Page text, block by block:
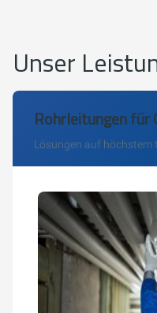
Unser
Rohrleitungen für
Lösungen auf höchstem